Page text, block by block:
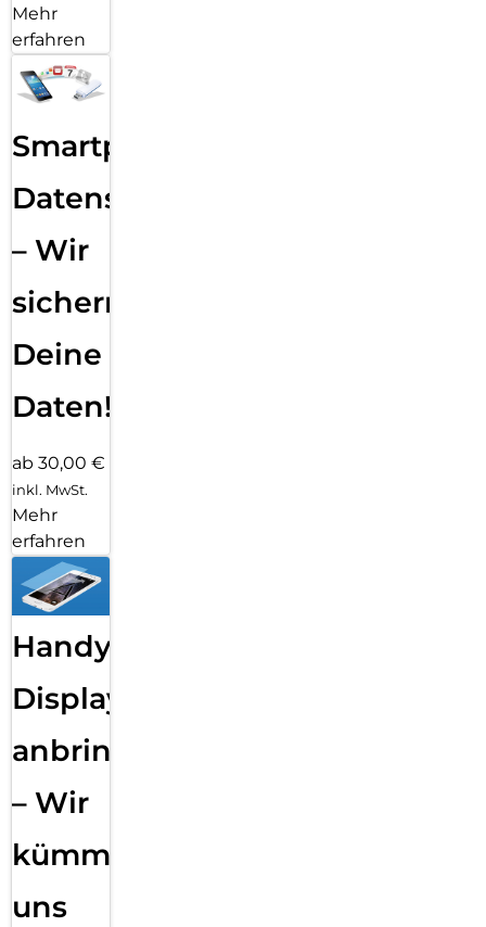
Mehr
erfahren
Smartphone
Datensicherung
– Wir
sichern
Deine
Daten!
ab 30,00 €
inkl. MwSt.
Mehr
erfahren
Handy
Displayfolie
anbringen
– Wir
kümmern
uns